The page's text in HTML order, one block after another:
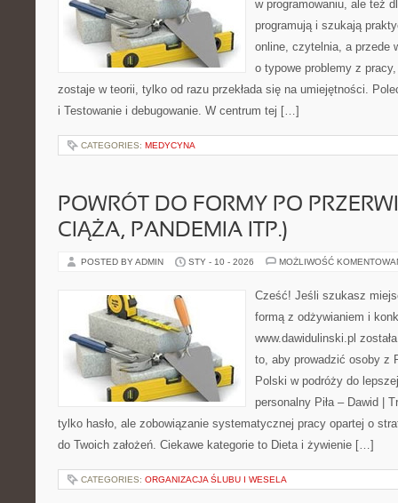
w programowaniu, ale też
programują i szukają
online, czytelnia, a przede
o typowe problemy z
zostaje w teorii, tylko od razu przekłada się na umiejętności.
i Testowanie i debugowanie. W centrum tej […]
CATEGORIES: MEDYCYNA
POWRÓT DO FORMY PO
CIĄŻA, PANDEMIA ITP.)
POSTED BY ADMIN STY - 10 - 2026 MOŻLIWOŚĆ
Cześć! Jeśli szukasz
formą z odżywianiem i
www.dawidulinski.pl
to, aby prowadzić osoby z
Polski w podróży do
personalny Piła – Dawid |
tylko hasło, ale zobowiązanie systematycznej pracy opartej o
do Twoich założeń. Ciekawe kategorie to Dieta i żywienie […]
CATEGORIES: ORGANIZACJA ŚLUBU I WESELA